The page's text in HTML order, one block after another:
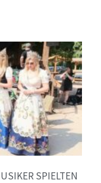
SPIELTEN